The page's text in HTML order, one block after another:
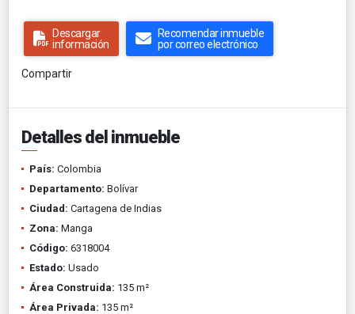
Descargar
información
Recomendar inmueble
por correo electrónico
Compartir
Detalles del inmueble
País: Colombia
Departamento: Bolívar
Ciudad: Cartagena de Indias
Zona: Manga
Código: 6318004
Estado: Usado
Área Construida: 135 m²
Área Privada: 135 m²